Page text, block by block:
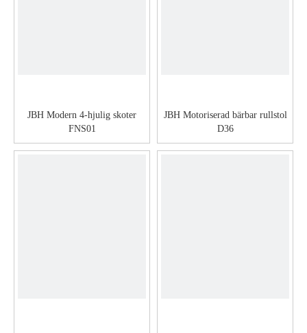
JBH Modern 4-hjulig skoter
FNS01
JBH Motoriserad bärbar rullstol
D36